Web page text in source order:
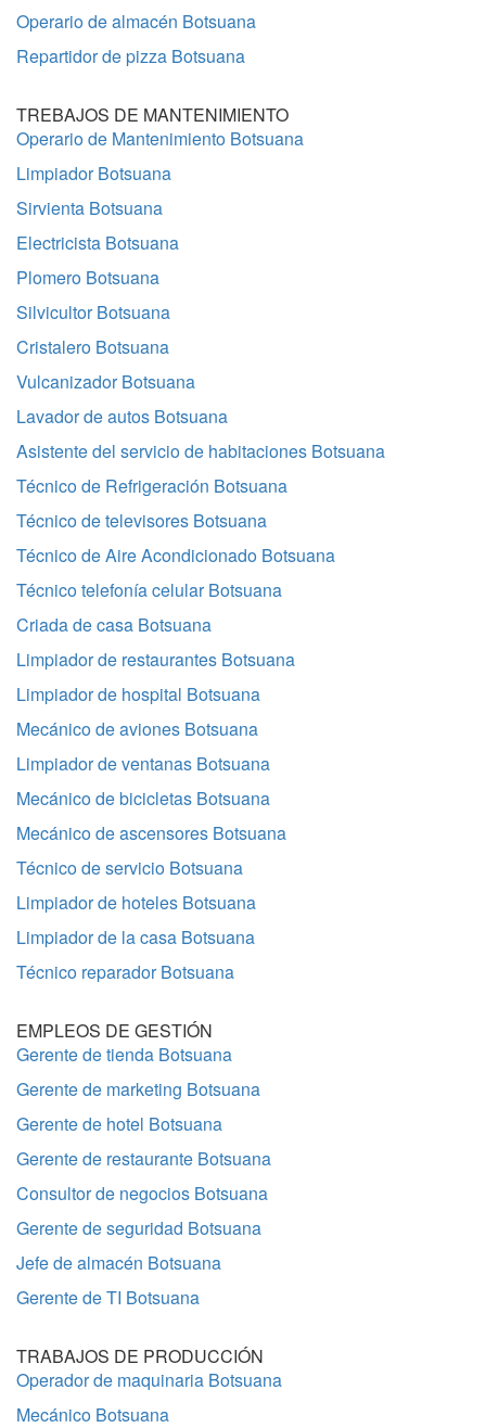
Operario de almacén Botsuana
Repartidor de pizza Botsuana
TREBAJOS DE MANTENIMIENTO
Operario de Mantenimiento Botsuana
Limpiador Botsuana
Sirvienta Botsuana
Electricista Botsuana
Plomero Botsuana
Silvicultor Botsuana
Cristalero Botsuana
Vulcanizador Botsuana
Lavador de autos Botsuana
Asistente del servicio de habitaciones Botsuana
Técnico de Refrigeración Botsuana
Técnico de televisores Botsuana
Técnico de Aire Acondicionado Botsuana
Técnico telefonía celular Botsuana
Criada de casa Botsuana
Limpiador de restaurantes Botsuana
Limpiador de hospital Botsuana
Mecánico de aviones Botsuana
Limpiador de ventanas Botsuana
Mecánico de bicicletas Botsuana
Mecánico de ascensores Botsuana
Técnico de servicio Botsuana
Limpiador de hoteles Botsuana
Limpiador de la casa Botsuana
Técnico reparador Botsuana
EMPLEOS DE GESTIÓN
Gerente de tienda Botsuana
Gerente de marketing Botsuana
Gerente de hotel Botsuana
Gerente de restaurante Botsuana
Consultor de negocios Botsuana
Gerente de seguridad Botsuana
Jefe de almacén Botsuana
Gerente de TI Botsuana
TRABAJOS DE PRODUCCIÓN
Operador de maquinaria Botsuana
Mecánico Botsuana